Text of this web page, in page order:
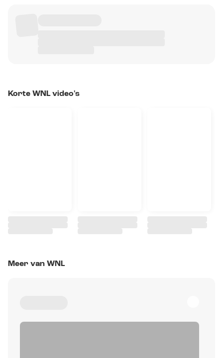
Korte WNL video's
Meer van WNL